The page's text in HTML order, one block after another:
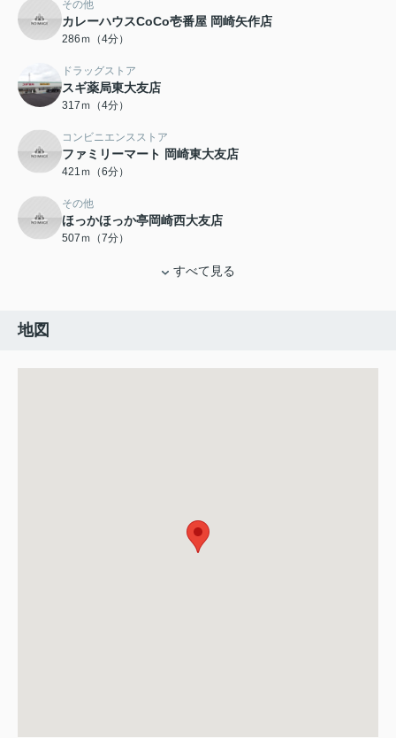
その他
カレーハウスCoCo壱番屋 岡崎矢作店
286ｍ（4分）
ドラッグストア
スギ薬局東大友店
317ｍ（4分）
コンビニエンスストア
ファミリーマート 岡崎東大友店
421ｍ（6分）
その他
ほっかほっか亭岡崎西大友店
507ｍ（7分）
すべて見る
地図